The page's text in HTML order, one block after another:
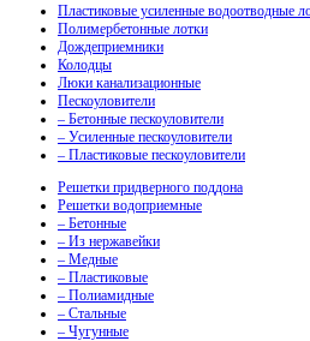
Пластиковые усиленные водоотводные
Полимербетонные лотки
Дождеприемники
Колодцы
Люки канализационные
Пескоуловители
– Бетонные пескоуловители
– Усиленные пескоуловители
– Пластиковые пескоуловители
Решетки придверного поддона
Решетки водоприемные
– Бетонные
– Из нержавейки
– Медные
– Пластиковые
– Полиамидные
– Стальные
– Чугунные